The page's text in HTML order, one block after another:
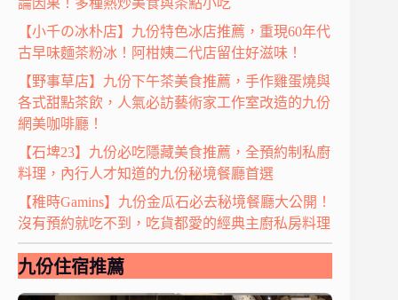
論因果！多種熱炒美食與茶點小吃
【小千の冰朴店】九份特色冰店推薦，重現60年代
古早味麵茶粉冰！阿柑姨二代店留住好滋味！
【野事草店】九份下午茶美食推薦，手作雞蛋燒與
各式甜點茶飲，人氣必訪藝術家工作室改造的九份
網美咖啡廳！
【石埤23】九份必吃隱藏美食推薦，全預約制私廚
料理，內行人才知道的九份秘境餐廳首選
【稚時Gamins】九份金瓜石必去秘境餐廳大公開！
沒有預約就吃不到，吃貨都愛的經典主廚私房料理
九份住宿推薦